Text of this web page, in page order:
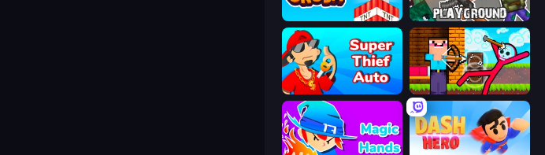
Build and Crush Playground
Super Thief Auto Noob Archer vs Stickman Zombie